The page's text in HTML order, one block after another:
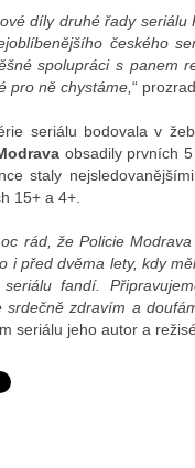
díly druhé řady seriálu
českého
spolupráci s panem
pro ně chystáme, “
seriálu bodovala v
obsadily prvních
staly
15+ a 4+.
rád, že Policie
i před dvěma lety, kdy
seriálu fandí.
srdečně zdravím a
seriálu jeho autor a